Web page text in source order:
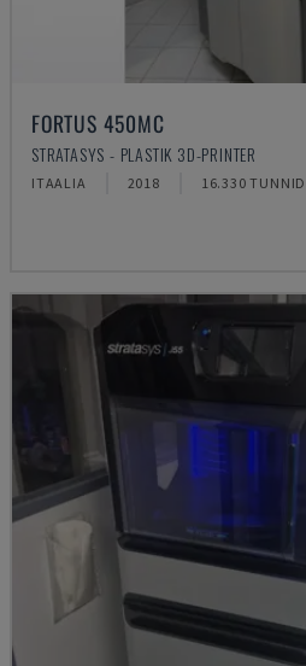
FORTUS 450MC
STRATASYS - PLASTIK 3D-PRINTER
ITAALIA 2018 16.330 TUNNID